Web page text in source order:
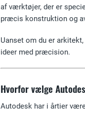
af værktøjer, der er
præcis konstruktion og
Uanset om du er
ideer med præcision.
Hvorfor vælge
Autodesk har i årtier